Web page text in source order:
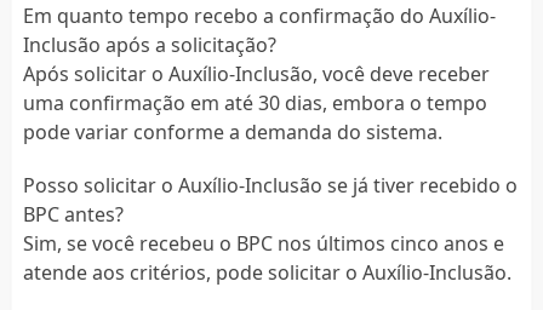
Em quanto tempo recebo a confirmação do Auxílio-
Inclusão após a solicitação?
Após solicitar o Auxílio-Inclusão, você deve receber
uma confirmação em até 30 dias, embora o tempo
pode variar conforme a demanda do sistema.
Posso solicitar o Auxílio-Inclusão se já tiver recebido o
BPC antes?
Sim, se você recebeu o BPC nos últimos cinco anos e
atende aos critérios, pode solicitar o Auxílio-Inclusão.